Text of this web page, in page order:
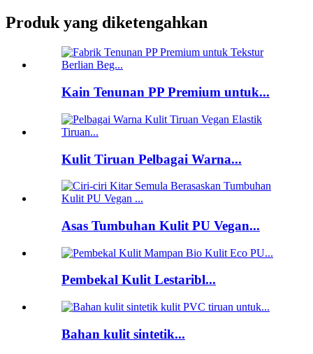
Produk yang diketengahkan
Kain Tenunan PP Premium untuk...
Kulit Tiruan Pelbagai Warna...
Asas Tumbuhan Kulit PU Vegan...
Pembekal Kulit Lestaribl...
Bahan kulit sintetik...